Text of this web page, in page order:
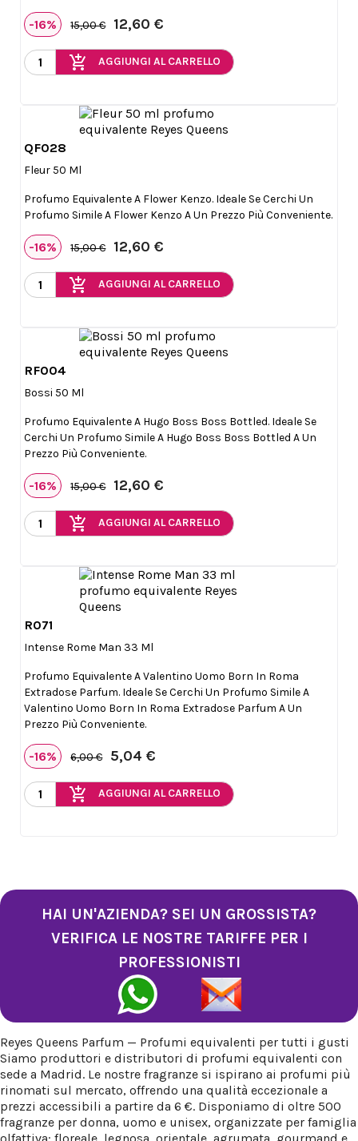
-16% 15,00 € 12,60 €
add_shopping_cart AGGIUNGI AL CARRELLO
QF028
Fleur 50 Ml
Profumo Equivalente A Flower Kenzo. Ideale Se Cerchi Un
Profumo Simile A Flower Kenzo A Un Prezzo Più Conveniente.
-16% 15,00 € 12,60 €
add_shopping_cart AGGIUNGI AL CARRELLO
RF004
Bossi 50 Ml
Profumo Equivalente A Hugo Boss Boss Bottled. Ideale Se
Cerchi Un Profumo Simile A Hugo Boss Boss Bottled A Un
Prezzo Più Conveniente.
-16% 15,00 € 12,60 €
add_shopping_cart AGGIUNGI AL CARRELLO
R071
Intense Rome Man 33 Ml
Profumo Equivalente A Valentino Uomo Born In Roma
Extradose Parfum. Ideale Se Cerchi Un Profumo Simile A
Valentino Uomo Born In Roma Extradose Parfum A Un
Prezzo Più Conveniente.
-16% 6,00 € 5,04 €
add_shopping_cart AGGIUNGI AL CARRELLO
HAI UN'AZIENDA? SEI UN GROSSISTA?
VERIFICA LE NOSTRE TARIFFE PER I
PROFESSIONISTI
Reyes Queens Parfum — Profumi equivalenti per tutti i gusti
Siamo produttori e distributori di profumi equivalenti con
sede a Madrid. Le nostre fragranze si ispirano ai profumi più
rinomati sul mercato, offrendo una qualità eccezionale a
prezzi accessibili a partire da 6 €. Disponiamo di oltre 500
fragranze per donna, uomo e unisex, organizzate per famiglia